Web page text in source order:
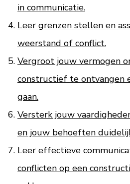
in communicatie.
Leer grenzen stellen en
weerstand of conflict.
Vergroot jouw vermogen
constructief te ontvangen
gaan.
Versterk jouw
en jouw behoeften
Leer effectieve
conflicten op een